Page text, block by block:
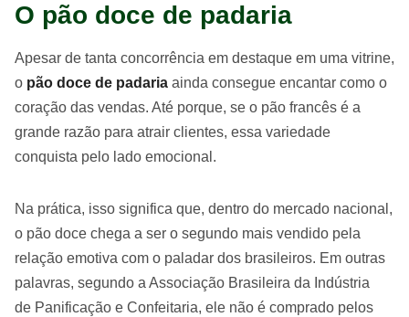
O pão doce de padaria
Apesar de tanta concorrência em destaque em uma vitrine,
o pão doce de padaria ainda consegue encantar como o
coração das vendas. Até porque, se o pão francês é a
grande razão para atrair clientes, essa variedade
conquista pelo lado emocional.
Na prática, isso significa que, dentro do mercado nacional,
o pão doce chega a ser o segundo mais vendido pela
relação emotiva com o paladar dos brasileiros. Em outras
palavras, segundo a Associação Brasileira da Indústria
de Panificação e Confeitaria, ele não é comprado pelos